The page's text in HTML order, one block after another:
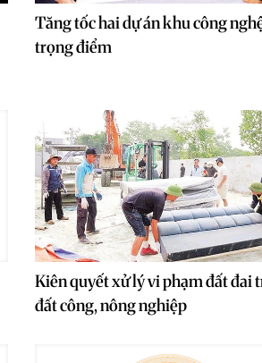
Tăng tốc hai dự án khu công
trọng điểm
Kiên quyết xử lý vi phạm đất đai
đất công, nông nghiệp